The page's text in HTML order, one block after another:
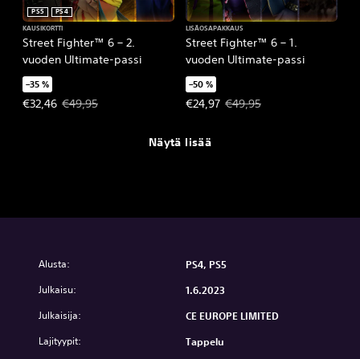
Street Fighter™ 6 – 2.
vuoden Ultimate-passi
PS5
PS4
KAUSIKORTTI
–35 %
€32,46
Tarjoushinta, €32,46. Alkuperäinen hinta, €49,95.
€49,95
Street Fighter™ 6 – 1.
vuoden Ultimate-passi
LISÄOSAPAKKAUS
–50 %
€24,97
Tarjoushinta, €24,97.
€49,95
Näytä lisää
Alusta: PS4, PS5
Julkaisu: 1.6.2023
Julkaisija: CE EUROPE LIMITED
Lajityypit: Tappelu